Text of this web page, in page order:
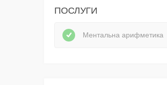
ПОСЛУГИ
Ментальна арифметика